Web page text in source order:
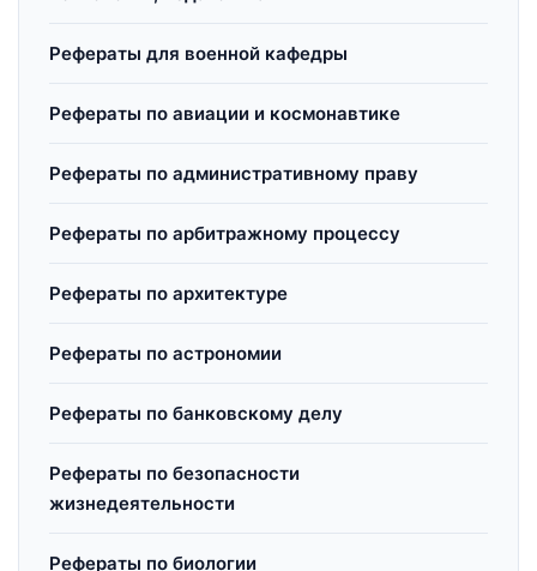
Рефераты для военной кафедры
Рефераты по авиации и космонавтике
Рефераты по административному праву
Рефераты по арбитражному процессу
Рефераты по архитектуре
Рефераты по астрономии
Рефераты по банковскому делу
Рефераты по безопасности
жизнедеятельности
Рефераты по биологии